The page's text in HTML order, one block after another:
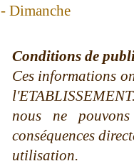
- Dimanche
Conditions de
Ces informations
nous ne
conséquences
utilisation.